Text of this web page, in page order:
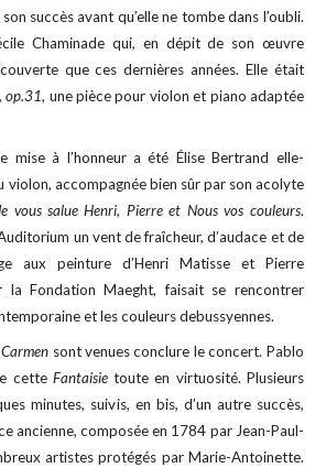
succès avant qu’elle ne tombe dans l’oubli.
Chaminade qui, en dépit de son œuvre
que ces dernières années. Elle était
op.31, une pièce pour violon et piano adaptée
mise à l’honneur a été Élise Bertrand elle-
violon, accompagnée bien sûr par son acolyte
vous salue Henri, Pierre et Nous vos couleurs.
un vent de fraîcheur, d’audace et de
aux peinture d’Henri Matisse et Pierre
la Fondation Maeght, faisait se rencontrer
et les couleurs debussyennes.
Carmen sont venues conclure le concert. Pablo
cette Fantaisietoute en virtuosité. Plusieurs
minutes, suivis, en bis, d’un autre succès,
ancienne, composée en 1784 par Jean-Paul-
artistes protégés par Marie-Antoinette.